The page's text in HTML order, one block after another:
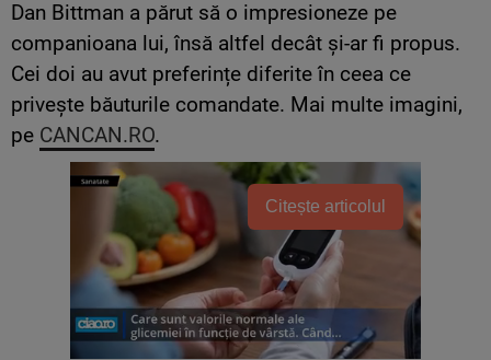
Dan Bittman a părut să o impresioneze pe
companioana lui, însă altfel decât și-ar fi propus.
Cei doi au avut preferințe diferite în ceea ce
privește băuturile comandate. Mai multe imagini,
pe CANCAN.RO.
Citește articolul